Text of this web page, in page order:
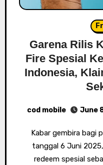
Garena Rilis
Fire Spesial
Indonesia,
cod mobile June
Kabar gembira bagi para pemain Free Fire! Pada
tanggal 6 Juni
redeem spesial